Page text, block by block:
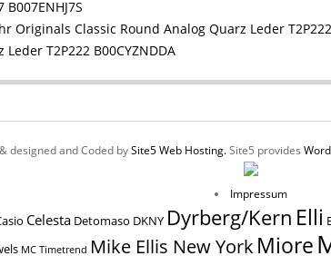
T2P222 B00CYZNDDA
designed and Coded bySite5 Web Hosting.Site5 provides
Impressum
Celesta Detomaso DKNY Dyrberg/Kern Elli
MC Timetrend Mike Ellis New York Miore